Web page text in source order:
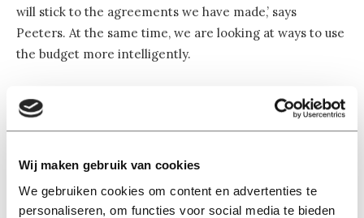
Wij maken gebruik van cookies
We gebruiken cookies om content en advertenties te
personaliseren, om functies voor social media te bieden
will stick to the agreements we have made,’ says
Peeters. At the same time, we are looking at ways to use
the budget more intelligently.
Individual discussions about cutbacks
Grants are evaluated on an individual basis. ‘We will talk
reasonable savings,’ says Peeters. Funding for PhD
candidates will also remain intact, but future
expenditure will also be critically examined.